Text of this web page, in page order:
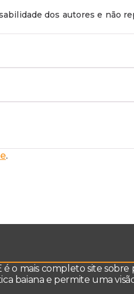
dos autores e não
.
é o mais completo site
baiana e permite uma